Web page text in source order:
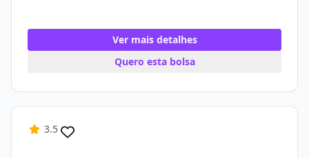
Ver mais detalhes
Quero esta bolsa
3.5